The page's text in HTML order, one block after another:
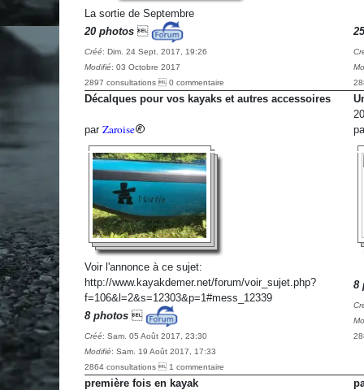
La sortie de Septembre
20 photos
Créé: Dim. 24 Sept. 2017, 19:26
Modifié: 03 Octobre 2017
2897 consultations  0 commentaire
Décalques pour vos kayaks et autres accessoires
par Zaroise
Voir l'annonce à ce sujet:
http://www.kayakdemer.net/forum/voir_sujet.php?
f=106&l=2&s=12303&p=1#mess_12339
8 photos
Créé: Sam. 05 Août 2017, 23:30
Modifié: Sam. 19 Août 2017, 17:33
2864 consultations  1 commentaire
8
première fois en kayak